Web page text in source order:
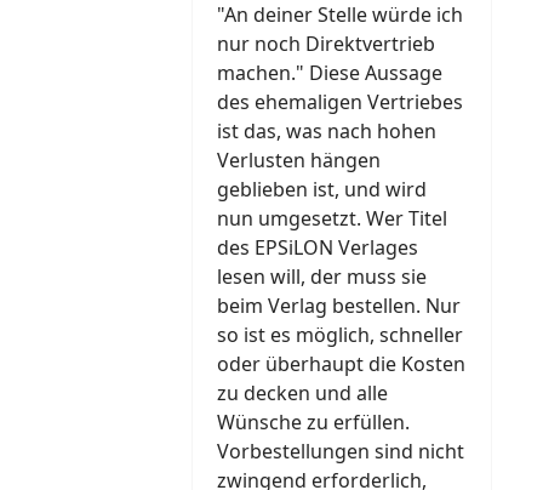
"An deiner Stelle würde ich
nur noch Direktvertrieb
machen." Diese Aussage
des ehemaligen Vertriebes
ist das, was nach hohen
Verlusten hängen
geblieben ist, und wird
nun umgesetzt. Wer Titel
des EPSiLON Verlages
lesen will, der muss sie
beim Verlag bestellen. Nur
so ist es möglich, schneller
oder überhaupt die Kosten
zu decken und alle
Wünsche zu erfüllen.
Vorbestellungen sind nicht
zwingend erforderlich,